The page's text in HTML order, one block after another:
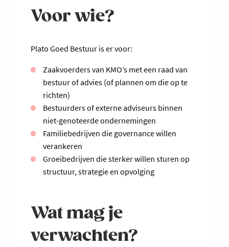
Voor wie?
Plato Goed Bestuur is er voor:
Zaakvoerders van KMO’s met een raad van
bestuur of advies (of plannen om die op te
richten)
Bestuurders of externe adviseurs binnen
niet-genoteerde ondernemingen
Familiebedrijven die governance willen
verankeren
Groeibedrijven die sterker willen sturen op
structuur, strategie en opvolging
Wat mag je
verwachten?